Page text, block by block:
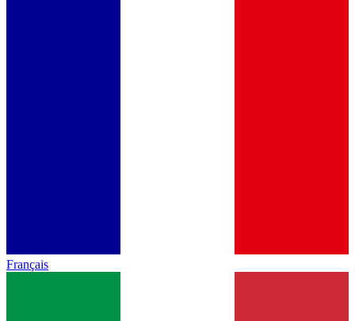
Français